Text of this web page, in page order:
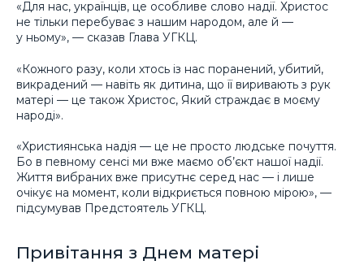
«Для нас, українців, це особливе слово надії. Христос
не тільки перебуває з нашим народом, але й —
у ньому», — сказав Глава УГКЦ.
«Кожного разу, коли хтось із нас поранений, убитий,
викрадений — навіть як дитина, що її виривають з рук
матері — це також Христос, Який страждає в моєму
народі».
«Християнська надія — це не просто людське почуття.
Бо в певному сенсі ми вже маємо об’єкт нашої надії.
Життя вибраних вже присутнє серед нас — і лише
очікує на момент, коли відкриється повною мірою», —
підсумував Предстоятель УГКЦ.
Привітання з Днем матері